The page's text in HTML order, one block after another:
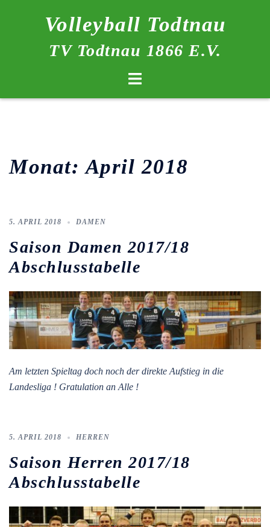
Volleyball Todtnau
TV Todtnau 1866 E.V.
Menü
umschalten
Monat:April 2018
5. APRIL 2018 DAMEN
Saison Damen 2017/18
Abschlusstabelle
Am letzten Spieltag doch noch der direkte Aufstieg in die
Landesliga ! Gratulation an Alle !
5. APRIL 2018 HERREN
Saison Herren 2017/18
Abschlusstabelle